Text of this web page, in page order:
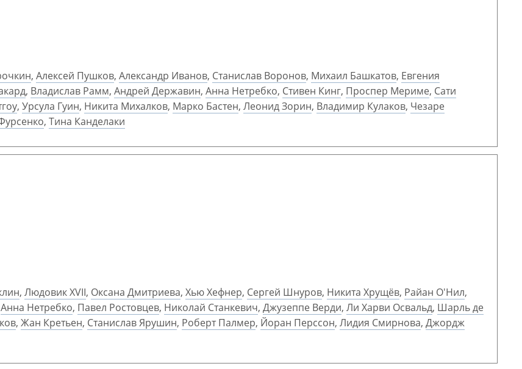
, Алексей Пушков, Александр Иванов, Станислав Воронов, Михаил Башкатов, Евгения
, Владислав Рамм, Андрей Державин, Анна Нетребко, Стивен Кинг, Проспер Мериме, Сати
, Урсула Гуин, Никита Михалков, Марко Бастен, Леонид Зорин, Владимир Кулаков, Чезаре
, Тина Канделаки
, Людовик XVII, Оксана Дмитриева, Хью Хефнер, Сергей Шнуров, Никита Хрущёв, Райан О'Нил,
Анна Нетребко, Павел Ростовцев, Николай Станкевич, Джузеппе Верди, Ли Харви Освальд, Шарль де
, Жан Кретьен, Станислав Ярушин, Роберт Палмер, Йоран Перссон, Лидия Смирнова, Джордж